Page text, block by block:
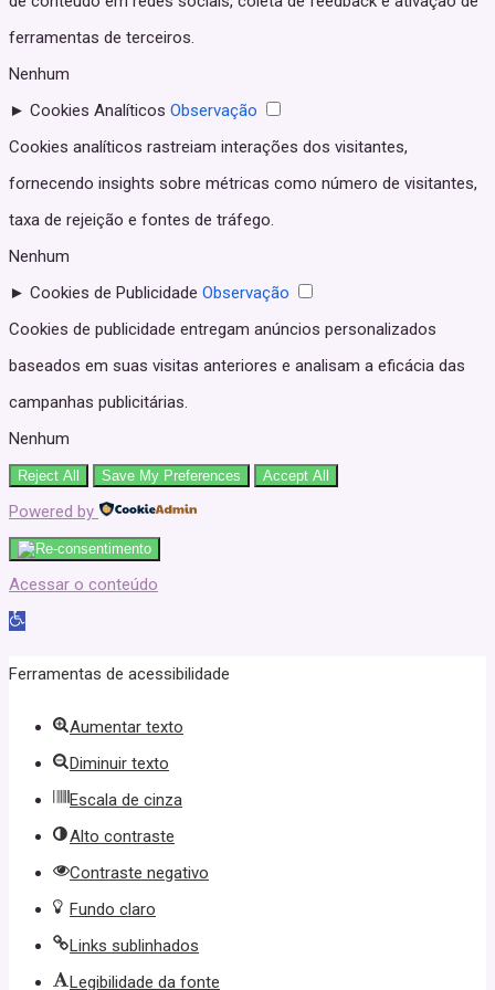
ferramentas de terceiros.
Nenhum
► Cookies Analíticos Observação
Cookies analíticos rastreiam interações dos visitantes,
fornecendo insights sobre métricas como número de visitantes,
taxa de rejeição e fontes de tráfego.
Nenhum
► Cookies de Publicidade Observação
Cookies de publicidade entregam anúncios personalizados
baseados em suas visitas anteriores e analisam a eficácia das
campanhas publicitárias.
Nenhum
Reject All Save My Preferences Accept All
Powered by
Acessar o conteúdo
Abrir
ferramentas
Ferramentas de acessibilidade
Aumentar texto
Diminuir texto
Escala de cinza
Alto contraste
Contraste negativo
Fundo claro
Links sublinhados
Legibilidade da fonte